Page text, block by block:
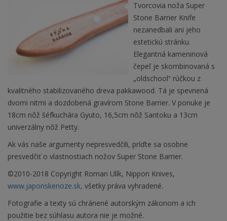
Tvorcovia noža Super
Stone Barrier Knife
nezanedbali ani jeho
estetickú stránku.
Elegantná kameninová
čepeľ je skombinovaná s
„oldschool“ rúčkou z
kvalitného stabilizovaného dreva pakkawood. Tá je spevnená
dvomi nitmi a dozdobená gravírom Stone Barrier. V ponuke je
18cm nôž šéfkuchára Gyuto, 16,5cm nôž Santoku a 13cm
univerzálny nôž Petty.
Ak vás naše argumenty nepresvedčili, príďte sa osobne
presvedčiť o vlastnostiach nožov Super Stone Barrier.
©2010-2018 Copyright Roman Ulík, Nippon Knives,
www.japonskenoze.sk, všetky práva vyhradené.
Fotografie a texty sú chránené autorským zákonom a ich
použitie bez súhlasu autora nie je možné.